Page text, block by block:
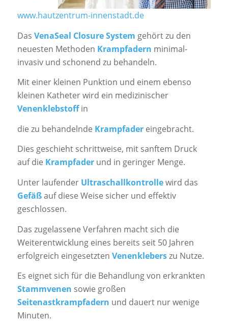
www.hautzentrum-innenstadt.de
Das VenaSeal Closure System gehört zu den
neuesten Methoden Krampfadern minimal-
invasiv und schonend zu behandeln.
Mit einer kleinen Punktion und einem ebenso
kleinen Katheter wird ein medizinischer
Venenklebstoffin
die zu behandelnde Krampfadereingebracht.
Dies geschieht schrittweise, mit sanftem Druck
auf die Krampfaderund in geringer Menge.
Unter laufender Ultraschallkontrollewird das
Gefäßauf diese Weise sicher und effektiv
geschlossen.
Das zugelassene Verfahren macht sich die
Weiterentwicklung eines bereits seit 50 Jahren
erfolgreich eingesetzten Venenkleberszu Nutze.
Es eignet sich für die Behandlung von erkrankten
Stammvenen sowie großen
Seitenastkrampfadern und dauert nur wenige
Minuten.